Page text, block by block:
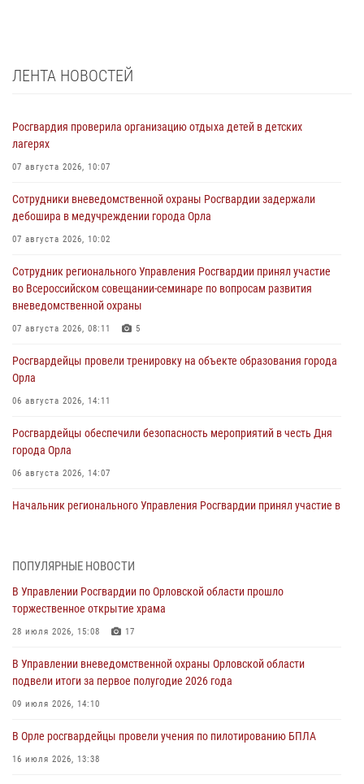
ЛЕНТА НОВОСТЕЙ
Росгвардия проверила организацию отдыха детей в детских
лагерях
07 августа 2026, 10:07
Сотрудники вневедомственной охраны Росгвардии задержали
дебошира в медучреждении города Орла
07 августа 2026, 10:02
Сотрудник регионального Управления Росгвардии принял участие
во Всероссийском совещании-семинаре по вопросам развития
вневедомственной охраны
07 августа 2026, 08:11 5
Росгвардейцы провели тренировку на объекте образования города
Орла
06 августа 2026, 14:11
Росгвардейцы обеспечили безопасность мероприятий в честь Дня
города Орла
06 августа 2026, 14:07
Начальник регионального Управления Росгвардии принял участие в
первое полугодие
05 августа 2026, 13:12
совершении противоправных действий
04 августа 2026, 14:21
04 августа 2026, 14:06
ПОПУЛЯРНЫЕ НОВОСТИ
В Управлении Росгвардии по Орловской области прошло
торжественное открытие храма
28 июля 2026, 15:08 17
В Управлении вневедомственной охраны Орловской области
подвели итоги за первое полугодие 2026 года
09 июля 2026, 14:10
В Орле росгвардейцы провели учения по пилотированию БПЛА
16 июля 2026, 13:38